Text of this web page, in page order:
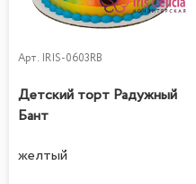
Арт. IRIS-0603RB
Детский торт Радужный
Бант
желтый